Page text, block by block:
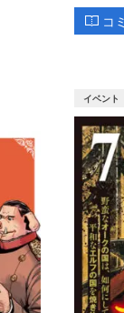
コ
イベント